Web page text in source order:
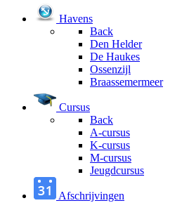
Havens
Back
Den Helder
De Haukes
Ossenzijl
Braassemermeer
Cursus
Back
A-cursus
K-cursus
M-cursus
Jeugdcursus
Afschrijvingen